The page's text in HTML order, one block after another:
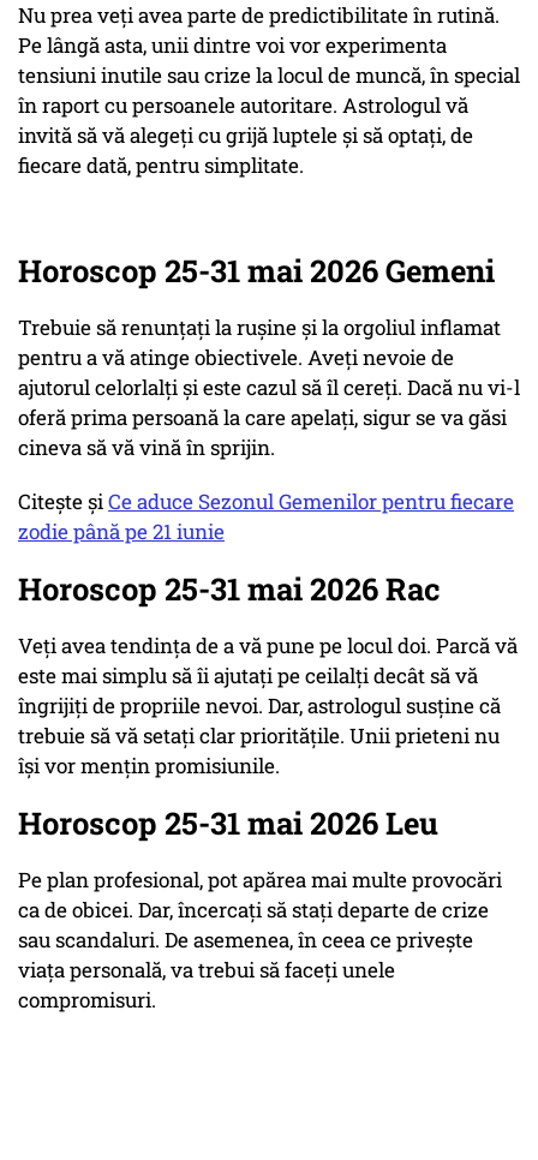
Nu prea veți avea parte de predictibilitate în rutină.
Pe lângă asta, unii dintre voi vor experimenta
tensiuni inutile sau crize la locul de muncă, în special
în raport cu persoanele autoritare. Astrologul vă
invită să vă alegeți cu grijă luptele și să optați, de
fiecare dată, pentru simplitate.
Horoscop 25-31 mai 2026 Gemeni
Trebuie să renunțați la rușine și la orgoliul inflamat
pentru a vă atinge obiectivele. Aveți nevoie de
ajutorul celorlalți și este cazul să îl cereți. Dacă nu vi-l
oferă prima persoană la care apelați, sigur se va găsi
cineva să vă vină în sprijin.
Citește șiCe aduce Sezonul Gemenilor pentru fiecare
zodie până pe 21 iunie
Horoscop 25-31 mai 2026 Rac
Veți avea tendința de a vă pune pe locul doi. Parcă vă
este mai simplu să îi ajutați pe ceilalți decât să vă
îngrijiți de propriile nevoi. Dar, astrologul susține că
trebuie să vă setați clar prioritățile. Unii prieteni nu
își vor mențin promisiunile.
Horoscop 25-31 mai 2026 Leu
Pe plan profesional, pot apărea mai multe provocări
ca de obicei. Dar, încercați să stați departe de crize
sau scandaluri. De asemenea, în ceea ce privește
viața personală, va trebui să faceți unele
compromisuri.